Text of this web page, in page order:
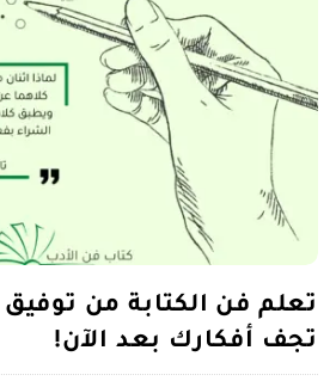
تعلم فن الكتابة من
تجف أفكارك بعد الآن!